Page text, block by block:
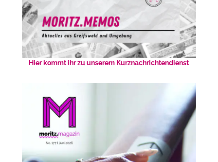
Hier kommt ihr zu unserem Kurznachrichtendienst